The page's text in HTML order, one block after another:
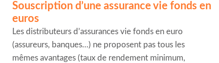
Souscription d’une assurance vie fonds en
euros
Les distributeurs d’assurances vie fonds en euro
(assureurs, banques…) ne proposent pas tous les
mêmes avantages (taux de rendement minimum,